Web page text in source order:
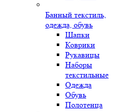
Банный текстиль,
одежда, обувь
Шапки
Коврики
Рукавицы
Наборы
текстильные
Одежда
Обувь
Полотенца